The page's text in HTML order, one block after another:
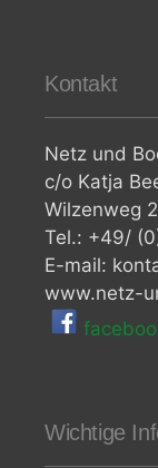
Kontakt
Netz und
c/o Katja
Wilzenweg
Tel.: +49/
E-mail:
www.netz-
Wichtige